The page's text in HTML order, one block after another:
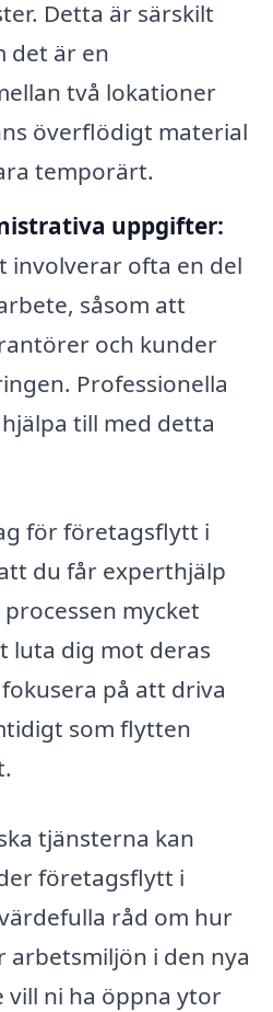
Detta är särskilt
det är en
två lokationer
överflödigt material
temporärt.
uppgifter:
involverar ofta en del
såsom att
och kunder
Professionella
till med detta
för företagsflytt i
du får experthjälp
mycket
luta dig mot deras
på att driva
som flytten
tjänsterna kan
företagsflytt i
råd om hur
arbetsmiljön i den nya
vill ni ha öppna ytor